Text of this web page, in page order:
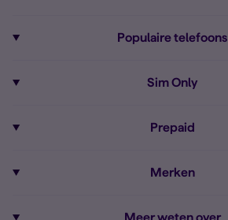
Alle telefoons
Populaire telefoons
iPhone 16
Sim Only
Onbeperkt bellen
Zakelijk Sim Only abonnement
Prepaid
Merken
Meer weten over